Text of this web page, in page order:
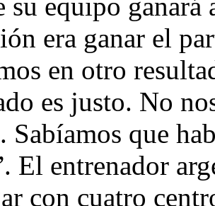
era ganar el
en otro
es justo. No
Sabíamos que
El entrenador
con cuatro